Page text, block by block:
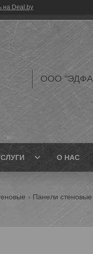
на Deal.by
ООО
О НАС
Панели стеновые